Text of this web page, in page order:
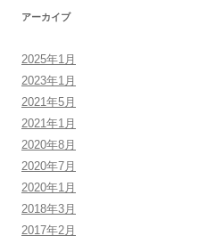
アーカイブ
2025年1月
2023年1月
2021年5月
2021年1月
2020年8月
2020年7月
2020年1月
2018年3月
2017年2月